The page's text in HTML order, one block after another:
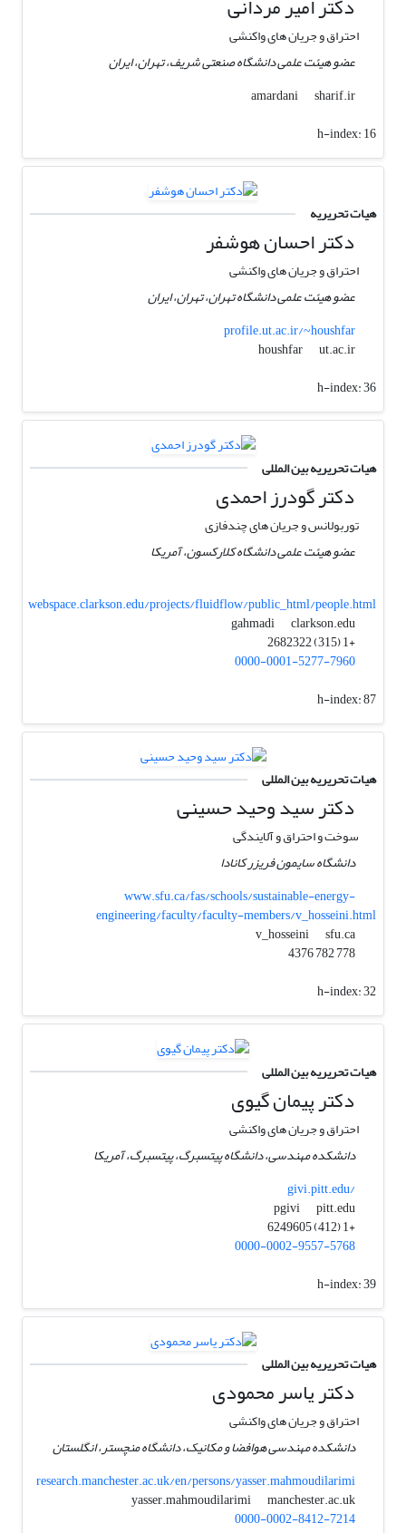
احتراق و جریان های واکنشی
عضو هیئت علمی دانشگاه صنعتی شریف، تهران، ایران
amardani
sharif.ir
h-index:16
هیات تحریریه
دکتر احسان هوشفر
احتراق و جریان های واکنشی
عضو هیئت علمی دانشگاه تهران، تهران، ایران
profile.ut.ac.ir/~houshfar
houshfar
ut.ac.ir
h-index:36
هیات تحریریه بین المللی
دکتر گودرز احمدی
توربولانس و جریان های چندفازی
عضو هیئت علمی دانشگاه کلارکسون، آمریکا
webspace.clarkson.edu/projects/fluidflow/public_html/people.html
gahmadi
clarkson.edu
+1 (315) 2682322
0000-0001-5277-7960
h-index:87
هیات تحریریه بین المللی
دکتر سید وحید حسینی
سوخت و احتراق و آلایندگی
دانشگاه سایمون فریزر کانادا
www.sfu.ca/fas/schools/sustainable-energy-
engineering/faculty/faculty-members/v_hosseini.html
v_hosseini
sfu.ca
778 782 4376
h-index:32
هیات تحریریه بین المللی
دکتر پیمان گیوی
احتراق و جریان های واکنشی
دانشکده مهندسی، دانشگاه پیتسبرگ، پیتسبرگ، آمریکا
givi.pitt.edu/
pgivi
pitt.edu
+1 (412) 6249605
0000-0002-9557-5768
h-index:39
هیات تحریریه بین المللی
دکتر یاسر محمودی
احتراق و جریان های واکنشی
دانشکده مهندسی هوافضا و مکانیک، دانشگاه منچستر، انگلستان
research.manchester.ac.uk/en/persons/yasser.mahmoudilarimi
yasser.mahmoudilarimi
manchester.ac.uk
0000-0002-8412-7214